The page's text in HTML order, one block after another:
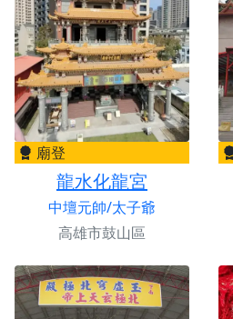
廟登
龍水化龍宮
中壇元帥/太子爺
高雄市鼓山區